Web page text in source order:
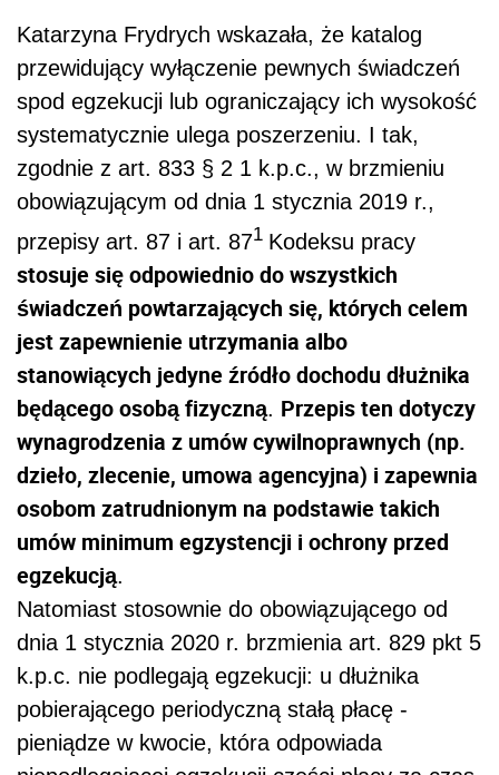
Katarzyna Frydrych wskazała, że katalog
przewidujący wyłączenie pewnych świadczeń
spod egzekucji lub ograniczający ich wysokość
systematycznie ulega poszerzeniu. I tak,
zgodnie z art. 833 § 2 1 k.p.c., w brzmieniu
obowiązującym od dnia 1 stycznia 2019 r.,
przepisy art. 87 i art. 871 Kodeksu pracy
stosuje się odpowiednio do wszystkich
świadczeń powtarzających się, których celem
jest zapewnienie utrzymania albo
stanowiących jedyne źródło dochodu dłużnika
będącego osobą fizyczną. Przepis ten dotyczy
wynagrodzenia z umów cywilnoprawnych (np.
dzieło, zlecenie, umowa agencyjna) i zapewnia
osobom zatrudnionym na podstawie takich
umów minimum egzystencji i ochrony przed
egzekucją.
Natomiast stosownie do obowiązującego od
dnia 1 stycznia 2020 r. brzmienia art. 829 pkt 5
k.p.c. nie podlegają egzekucji: u dłużnika
pobierającego periodyczną stałą płacę -
pieniądze w kwocie, która odpowiada